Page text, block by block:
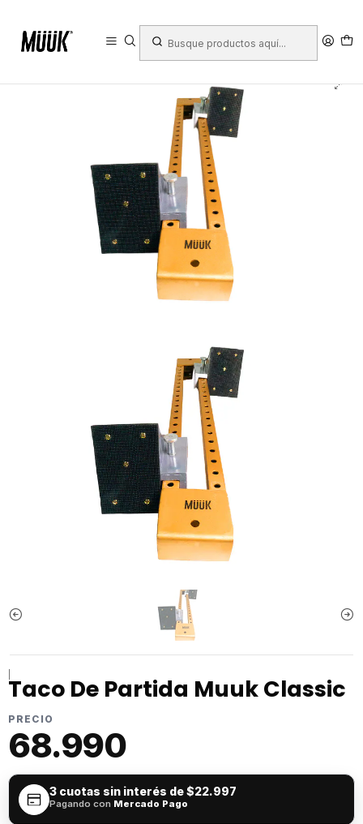
Taco De Partida Muuk Classic
PRECIO
68.990
3 cuotas sin interés de$22.997
Pagando con Mercado Pago